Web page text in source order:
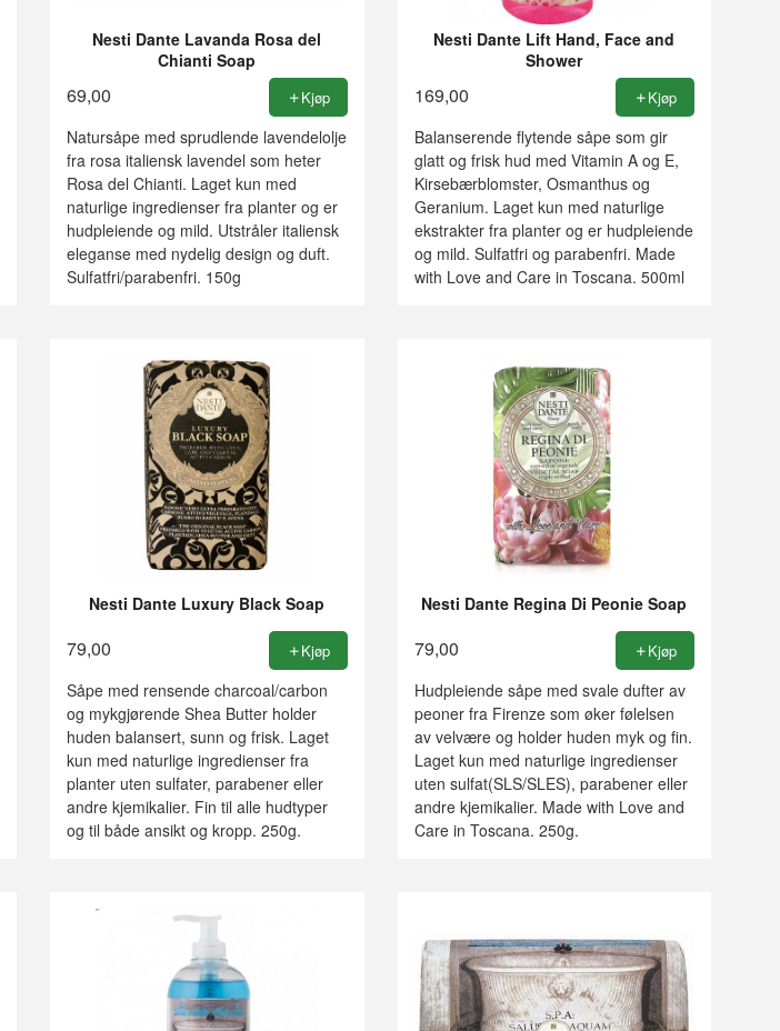
Nesti Dante Lavanda Rosa del
Chianti Soap
69,00 Kjøp
Natursåpe med sprudlende lavendelolje
fra rosa italiensk lavendel som heter
Rosa del Chianti. Laget kun med
naturlige ingredienser fra planter og er
hudpleiende og mild. Utstråler italiensk
eleganse med nydelig design og duft.
Sulfatfri/parabenfri. 150g
Nesti Dante Lift Hand, Face and
Shower
169,00 Kjøp
Balanserende flytende såpe som gir
glatt og frisk hud med Vitamin A og E,
Kirsebærblomster, Osmanthus og
Geranium. Laget kun med naturlige
ekstrakter fra planter og er hudpleiende
og mild. Sulfatfri og parabenfri. Made
with Love and Care in Toscana. 500ml
Nesti Dante Luxury Black Soap
79,00 Kjøp
Såpe med rensende charcoal/carbon
og mykgjørende Shea Butter holder
huden balansert, sunn og frisk. Laget
kun med naturlige ingredienser fra
planter uten sulfater, parabener eller
andre kjemikalier. Fin til alle hudtyper
og til både ansikt og kropp. 250g.
Nesti Dante Regina Di Peonie Soap
79,00 Kjøp
Hudpleiende såpe med svale dufter av
peoner fra Firenze som øker følelsen
av velvære og holder huden myk og fin.
Laget kun med naturlige ingredienser
uten sulfat(SLS/SLES), parabener eller
andre kjemikalier. Made with Love and
Care in Toscana. 250g.